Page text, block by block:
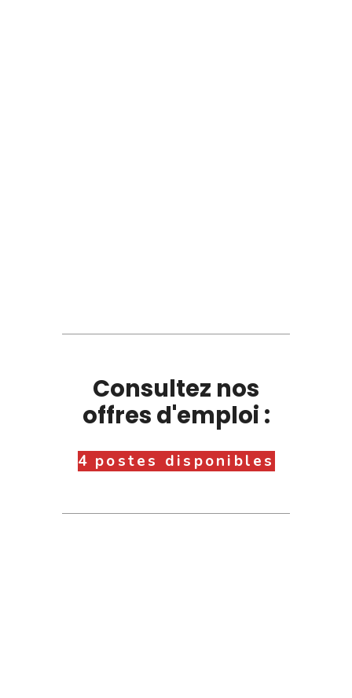
Consultez nos
offres d'emploi :
4 postes disponibles